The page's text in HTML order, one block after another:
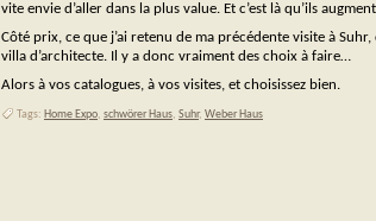
vite envie d’aller dans la plus value. Et c’est là qu’ils
Côté prix, ce que j’ai retenu de ma précédente visite à
villa d’architecte. Il y a donc vraiment des choix à faire…
Alors à vos catalogues, à vos visites, et choisissez bien.
Tags: Home Expo, schwörer Haus, Suhr, Weber Haus